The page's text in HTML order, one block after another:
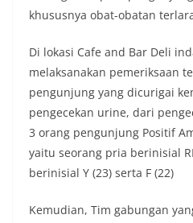
khususnya obat-obatan
Di lokasi Cafe and Bar Deli
melaksanakan pemeriksaan
pengunjung yang dicurigai
pengecekan urine, dari
3 orang pengunjung Positif
yaitu seorang pria berinisial
berinisial Y (23) serta F (22)
Kemudian, Tim gabungan